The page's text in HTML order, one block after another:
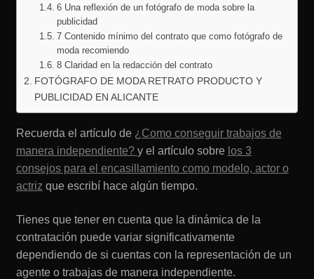
6 Una reflexión de un fotógrafo de moda sobre la
publicidad
7 Contenido mínimo del contrato que como fotógrafo de
moda recomiendo
8 Claridad en la redacción del contrato
FOTÓGRAFO DE MODA RETRATO PRODUCTO Y
PUBLICIDAD EN ALICANTE
Recuerda el artículo de ¿Como conseguir trabajos de
manera independiente? y el artículo sobre los 3
consejos para el encasillamiento como modelo, actor o
actriz que escribí hace algún tiempo.
Tienes que tener en cuenta que la dinámica de la
contratación puede variar significativamente
dependiendo de si cuentas con la representación de un
agente o trabajas de manera independiente.